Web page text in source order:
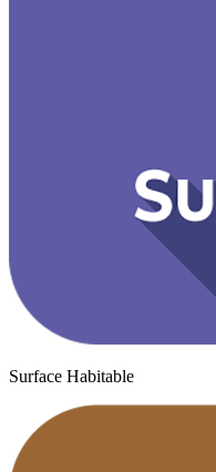
Surface Habitable